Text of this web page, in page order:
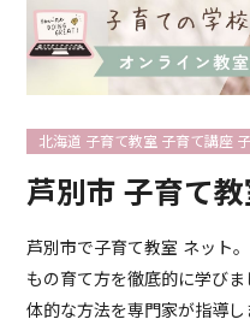
芦別市 子育て
芦別市で子育て教室 ネット
もの育て方を徹底的に学び
体的な方法を専門家が指導し
北海道 子育て教室 子育て講座